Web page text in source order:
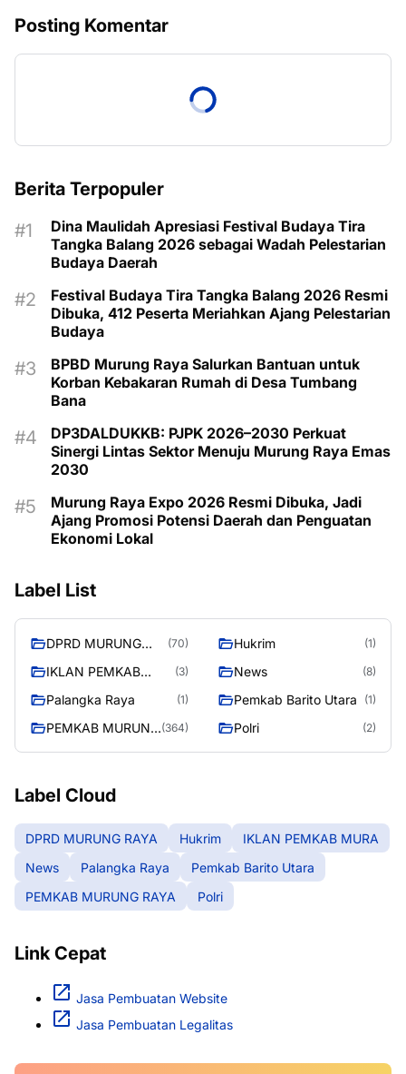
Posting Komentar
Berita Terpopuler
Dina Maulidah Apresiasi Festival Budaya Tira
Tangka Balang 2026 sebagai Wadah Pelestarian
Budaya Daerah
Festival Budaya Tira Tangka Balang 2026 Resmi
Dibuka, 412 Peserta Meriahkan Ajang Pelestarian
Budaya
BPBD Murung Raya Salurkan Bantuan untuk
Korban Kebakaran Rumah di Desa Tumbang
Bana
DP3DALDUKKB: PJPK 2026–2030 Perkuat
Sinergi Lintas Sektor Menuju Murung Raya Emas
2030
Murung Raya Expo 2026 Resmi Dibuka, Jadi
Ajang Promosi Potensi Daerah dan Penguatan
Ekonomi Lokal
Label List
DPRD MURUNG
(70) Hukrim (1)
IKLAN PEMKAB
(3) News (8)
Palangka Raya (1) Pemkab Barito Utara (1)
PEMKAB MURUNG (364) Polri (2)
Label Cloud
DPRD MURUNG RAYA Hukrim
IKLAN PEMKAB MURA
News
Palangka Raya
Pemkab Barito Utara
PEMKAB MURUNG RAYA
Polri
Link Cepat
Jasa Pembuatan Website
Jasa Pembuatan Legalitas